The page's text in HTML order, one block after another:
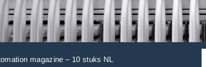
magazine – 10 stuks NL